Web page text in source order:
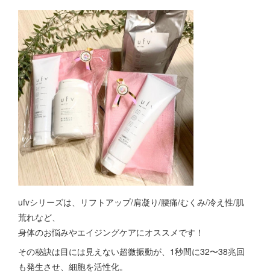
ufvシリーズは、リフトアップ/肩凝り/腰痛/むくみ/冷え性/肌
荒れなど、
身体のお悩みやエイジングケアにオススメです！
その秘訣は目には見えない超微振動が、1秒間に32〜38兆回
も発生させ、細胞を活性化。